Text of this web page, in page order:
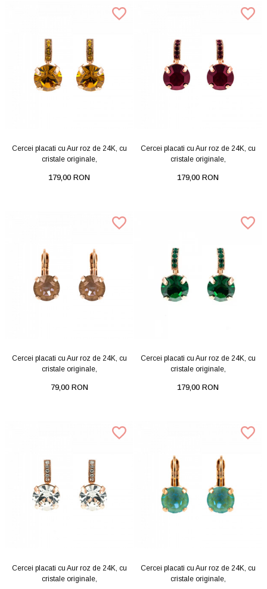
Cercei placati cu Aur roz de 24K, cu
cristale originale,
179,00 RON
Cercei placati cu Aur roz de 24K, cu
cristale originale,
179,00 RON
Cercei placati cu Aur roz de 24K, cu
cristale originale,
79,00 RON
Cercei placati cu Aur roz de 24K, cu
cristale originale,
179,00 RON
Cercei placati cu Aur roz de 24K, cu
cristale originale,
Cercei placati cu Aur roz de 24K, cu
cristale originale,